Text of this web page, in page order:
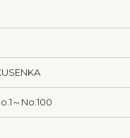
～No.100